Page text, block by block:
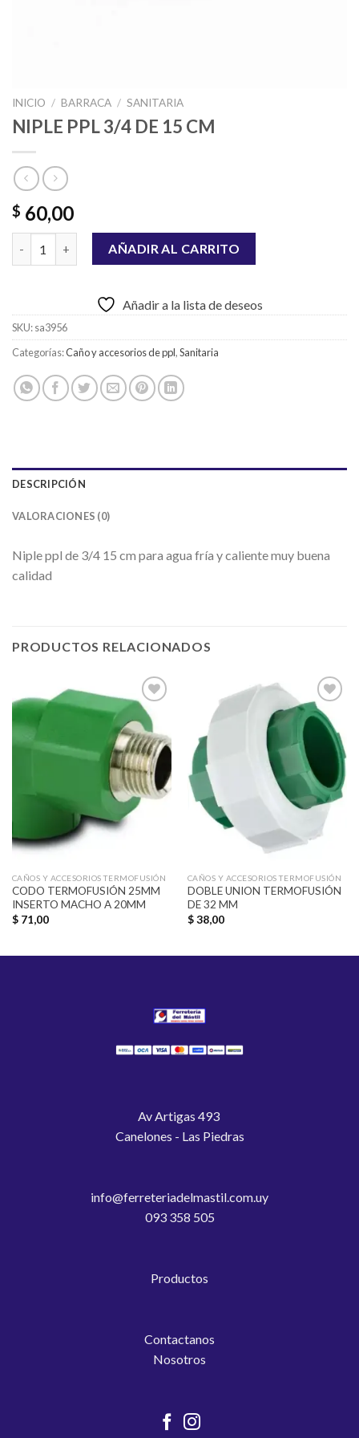
INICIO / BARRACA / SANITARIA
NIPLE PPL 3/4 DE 15 CM
$ 60,00
NIPLE PPL 3/4 DE 15 CM cantidad
AÑADIR AL CARRITO
Añadir a la lista de deseos
SKU:sa3956
Categorías:Caño y accesorios de ppl,Sanitaria
DESCRIPCIÓN
VALORACIONES (0)
Niple ppl de 3/4 15 cm para agua fría y caliente muy buena
calidad
PRODUCTOS RELACIONADOS
Añadir
a la
lista de
deseos
CAÑOS Y ACCESORIOS TERMOFUSIÓN
CODO TERMOFUSIÓN 25MM
INSERTO MACHO A 20MM
$71,00
Añadir
lista de
deseos
CAÑOS Y ACCESORIOS TERMOFUSIÓN
DOBLE UNION TERMOFUSIÓN
DE 32 MM
$38,00
Av Artigas 493
Canelones - Las Piedras
info@ferreteriadelmastil.com.uy
093 358 505
Productos
Contactanos
Nosotros